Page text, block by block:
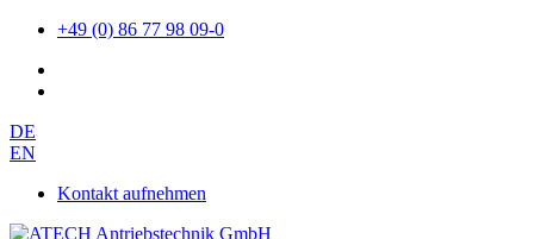
+49 (0) 86 77 98 09-0
DE
EN
Kontakt aufnehmen